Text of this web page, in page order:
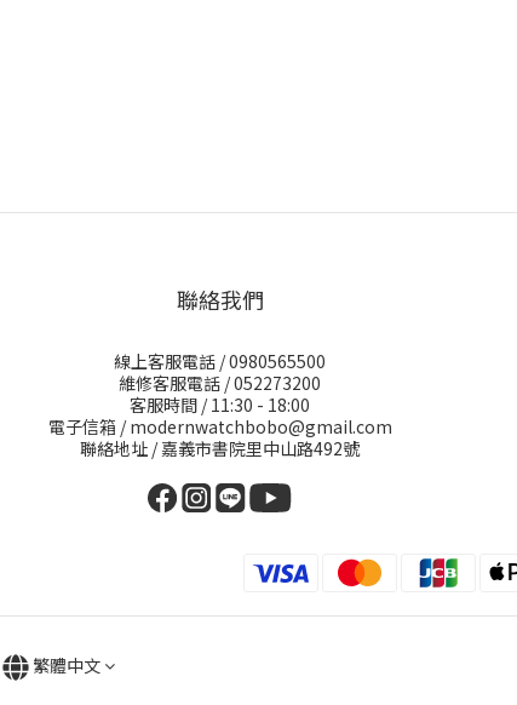
聯絡我們
線上客服電話 / 0980565500
維修客服電話 / 052273200
客服時間 / 11:30 - 18:00
電子信箱 / modernwatchbobo@gmail.com
聯絡地址 / 嘉義市書院里中山路492號
繁體中文